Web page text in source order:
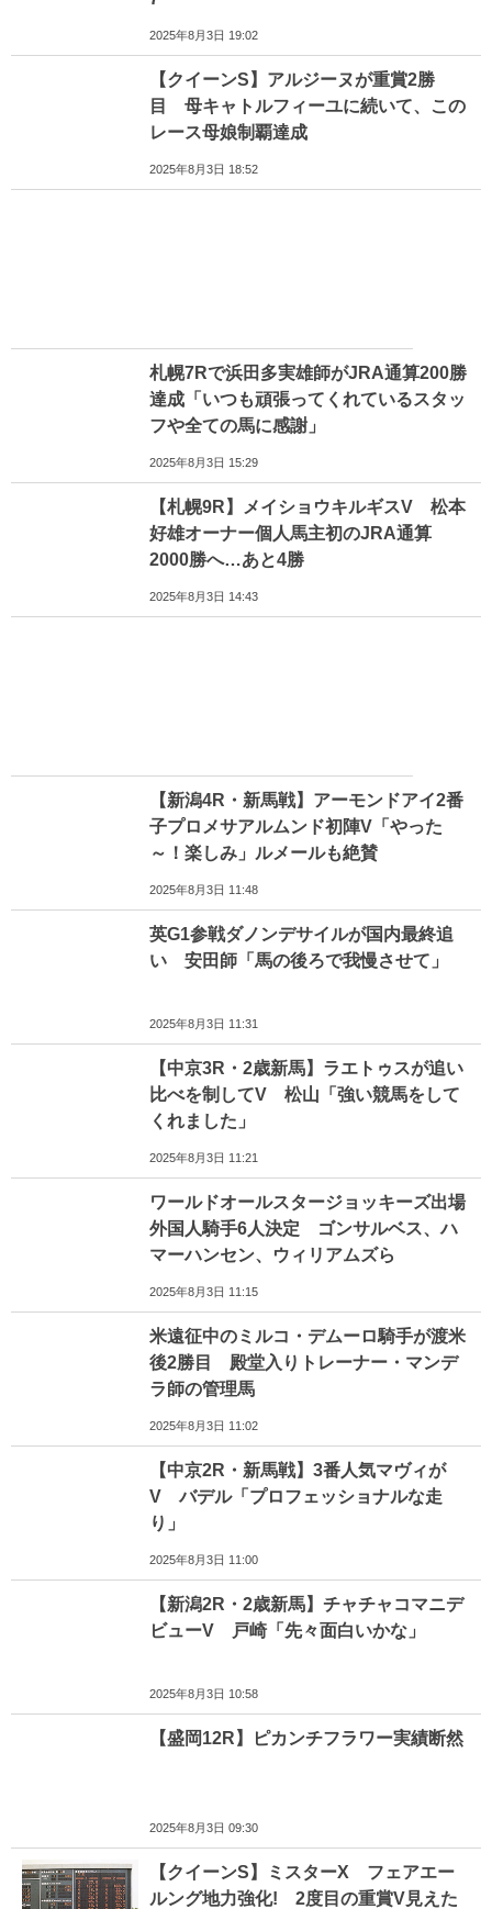
2025年8月3日 19:02
【クイーンS】アルジーヌが重賞2勝
目 母キャトルフィーユに続いて、この
レース母娘制覇達成
2025年8月3日 18:52
札幌7Rで浜田多実雄師がJRA通算200勝
達成「いつも頑張ってくれているスタッ
フや全ての馬に感謝」
2025年8月3日 15:29
【札幌9R】メイショウキルギスV 松本
好雄オーナー個人馬主初のJRA通算
2000勝へ…あと4勝
2025年8月3日 14:43
【新潟4R・新馬戦】アーモンドアイ2番
子プロメサアルムンド初陣V「やった
～！楽しみ」ルメールも絶賛
2025年8月3日 11:48
英G1参戦ダノンデサイルが国内最終追
い 安田師「馬の後ろで我慢させて」
2025年8月3日 11:31
【中京3R・2歳新馬】ラエトゥスが追い
比べを制してV 松山「強い競馬をして
くれました」
2025年8月3日 11:21
ワールドオールスタージョッキーズ出場
外国人騎手6人決定 ゴンサルベス、ハ
マーハンセン、ウィリアムズら
2025年8月3日 11:15
米遠征中のミルコ・デムーロ騎手が渡米
後2勝目 殿堂入りトレーナー・マンデ
ラ師の管理馬
2025年8月3日 11:02
【中京2R・新馬戦】3番人気マヴィが
V バデル「プロフェッショナルな走
り」
2025年8月3日 11:00
【新潟2R・2歳新馬】チャチャコマニデ
ビューV 戸崎「先々面白いかな」
2025年8月3日 10:58
【盛岡12R】ピカンチフラワー実績断然
2025年8月3日 09:30
【クイーンS】ミスターX フェアエー
ルング地力強化! 2度目の重賞V見えた